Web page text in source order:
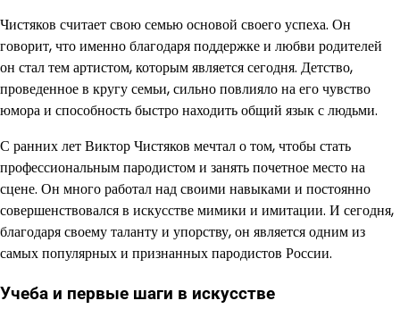
Чистяков считает свою семью основой своего успеха. Он
говорит, что именно благодаря поддержке и любви родителей
он стал тем артистом, которым является сегодня. Детство,
проведенное в кругу семьи, сильно повлияло на его чувство
юмора и способность быстро находить общий язык с людьми.
С ранних лет Виктор Чистяков мечтал о том, чтобы стать
профессиональным пародистом и занять почетное место на
сцене. Он много работал над своими навыками и постоянно
совершенствовался в искусстве мимики и имитации. И сегодня,
благодаря своему таланту и упорству, он является одним из
самых популярных и признанных пародистов России.
Учеба и первые шаги в искусстве